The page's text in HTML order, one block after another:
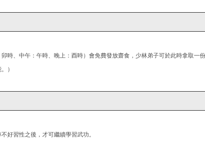
時、中午：午時、晚上：酉時）會免費發放齋食，少林弟子可於此時拿取一
）
好習性之後，才可繼續學習武功。